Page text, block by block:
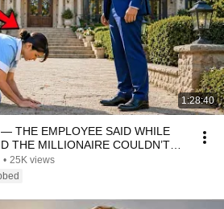
1:28:40
— THE EMPLOYEE SAID WHILE
THE MILLIONAIRE COULDN’T
• 25K views